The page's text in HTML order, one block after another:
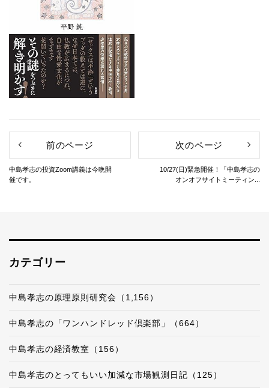
前のページ
中島孝志の投資Zoom講義は今晩開
催です。
次のページ
10/27(日)緊急開催！「中島孝志の
オンオフサイトミーティン...
カテゴリー
中島孝志の原理原則研究会（1,156）
中島孝志の「ワンハンドレッド倶楽部」（664）
中島孝志の経済教室（156）
中島孝志のとってもいい加減な市場観測日記（125）